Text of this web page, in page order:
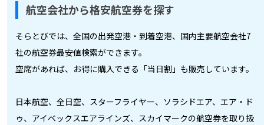
航空会社から格安航空券を探す
そらとびでは、全国の出発空港・到着空港、国内主要航空会社7
社の航空券最安値検索ができます。
空席があれば、お得に購入できる「当日割」も販売しています。
日本航空、全日空、スターフライヤー、ソラシドエア、エア・ド
ゥ、アイベックスエアラインズ、スカイマークの航空券を取り扱